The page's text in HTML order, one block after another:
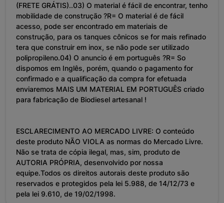
(FRETE GRÁTIS)..03) O material é fácil de encontrar, tenho
mobilidade de construção ?R= O material é de fácil
acesso, pode ser encontrado em materiais de
construção, para os tanques cônicos se for mais refinado
tera que construir em inox, se não pode ser utilizado
polipropileno.04) O anuncio é em português ?R= So
dispomos em Inglês, porém, quando o pagamento for
confirmado e a qualificação da compra for efetuada
enviaremos MAIS UM MATERIAL EM PORTUGUÊS criado
para fabricação de Biodiesel artesanal !
ESCLARECIMENTO AO MERCADO LIVRE: O conteúdo
deste produto NÃO VIOLA as normas do Mercado Livre.
Não se trata de cópia ilegal, mas, sim, produto de
AUTORIA PRÓPRIA, desenvolvido por nossa
equipe.Todos os direitos autorais deste produto são
reservados e protegidos pela lei 5.988, de 14/12/73 e
pela lei 9.610, de 19/02/1998.